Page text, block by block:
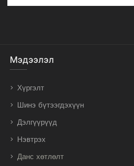
Мэдээлэл
Хүргэлт
Шинэ бүтээгдэхүүн
Дэлгүүрүүд
Нэвтрэх
Данс хөтлөлт